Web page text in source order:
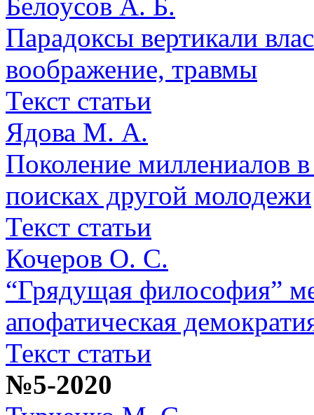
Белоусов А. Б.
Парадоксы вертикали
воображение, травмы
Текст статьи
Ядова М. А.
Поколение миллениалов
поисках другой молодежи
Текст статьи
Кочеров О. С.
“Грядущая философия”
апофатическая
Текст статьи
№5-2020